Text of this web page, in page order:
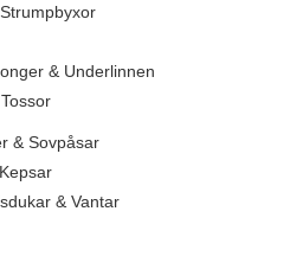
& Underlinnen
& Sovpåsar
& Vantar